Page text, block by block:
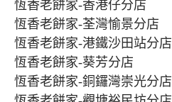
恆香老餅家-香港仔分店
恆香老餅家-荃灣愉景分店
恆香老餅家-港鐵沙田站分店
恆香老餅家-葵芳分店
恆香老餅家-銅鑼灣崇光分店